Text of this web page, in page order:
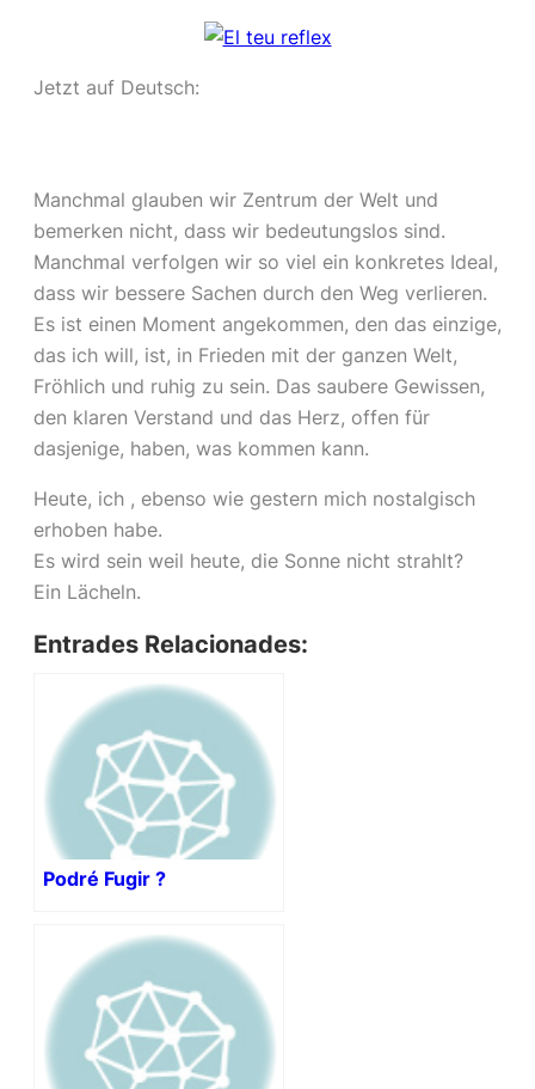
Jetzt auf Deutsch:
Manchmal glauben wir Zentrum der Welt und
bemerken nicht, dass wir bedeutungslos sind.
Manchmal verfolgen wir so viel ein konkretes Ideal,
dass wir bessere Sachen durch den Weg verlieren.
Es ist einen Moment angekommen, den das einzige,
das ich will, ist, in Frieden mit der ganzen Welt,
Fröhlich und ruhig zu sein. Das saubere Gewissen,
den klaren Verstand und das Herz, offen für
dasjenige, haben, was kommen kann.
Heute, ich , ebenso wie gestern mich nostalgisch
erhoben habe.
Es wird sein weil heute, die Sonne nicht strahlt?
Ein Lächeln.
Entrades Relacionades:
Podré Fugir ?